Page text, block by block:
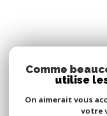
Comme
utilise
On aimerait vous
votre